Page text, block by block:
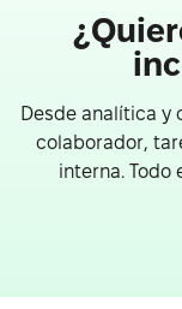
Desde analítica y
colaborador,
interna. Todo